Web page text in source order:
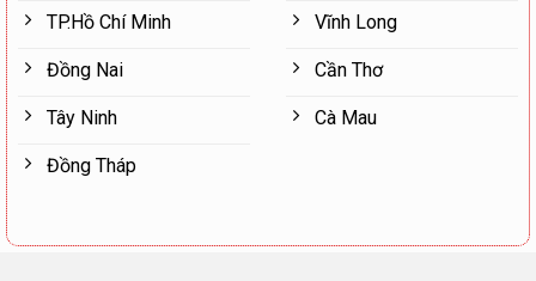
TP.Hồ Chí Minh
Đồng Nai
Tây Ninh
Đồng Tháp
Vĩnh Long
Cần Thơ
Cà Mau